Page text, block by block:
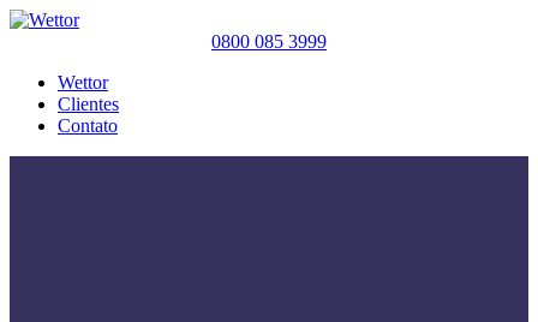
0800 085 3999
Wettor
Clientes
Contato